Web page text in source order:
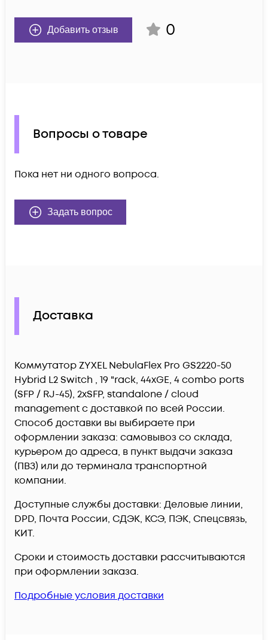
Добавить отзыв 0
Вопросы о товаре
Пока нет ни одного вопроса.
Задать вопрос
Доставка
Коммутатор ZYXEL NebulaFlex Pro GS2220-50
Hybrid L2 Switch , 19 "rack, 44xGE, 4 combo ports
(SFP / RJ-45), 2xSFP, standalone / cloud
management c доставкой по всей России.
Способ доставки вы выбираете при
оформлении заказа: самовывоз со склада,
курьером до адреса, в пункт выдачи заказа
(ПВЗ) или до терминала транспортной
компании.
Доступные службы доставки: Деловые линии,
DPD, Почта России, СДЭК, КСЭ, ПЭК, Спецсвязь,
КИТ.
Сроки и стоимость доставки рассчитываются
при оформлении заказа.
Подробные условия доставки